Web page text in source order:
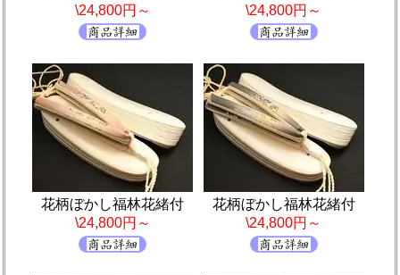
\24,800円～
\24,800円～
花柄ぼかし福林花緒付
\24,800円～
花柄ぼかし福林花緒付
\24,800円～